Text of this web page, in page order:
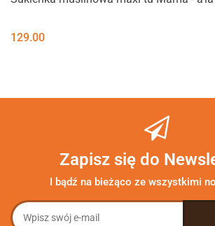
129.00
Zapisz się do
I bądź na bieżąco ze wszystkimi